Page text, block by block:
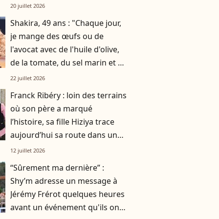
par gratitude
20 juillet 2026
Shakira, 49 ans : "Chaque jour,
je mange des œufs ou de
l'avocat avec de l'huile d'olive,
de la tomate, du sel marin et un
smoothie"
22 juillet 2026
Franck Ribéry : loin des terrains
où son père a marqué
l’histoire, sa fille Hiziya trace
aujourd’hui sa route dans un
tout autre univers
12 juillet 2026
“Sûrement ma dernière” :
Shy’m adresse un message à
Jérémy Frérot quelques heures
avant un événement qu'ils ont